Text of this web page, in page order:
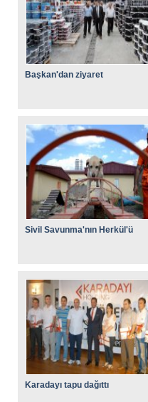
Başkan'dan ziyaret
Sivil Savunma'nın Herkül'ü
Karadayı tapu dağıttı